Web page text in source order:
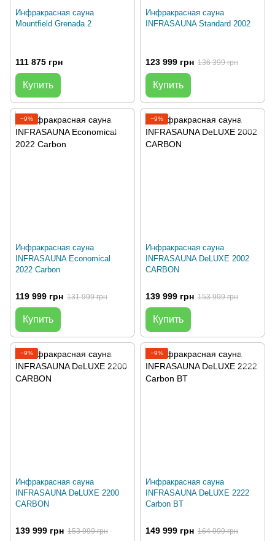
Инфракрасная сауна
Mountfield Grenada 2
111 875 грн
Купить
Инфракрасная сауна
INFRASAUNA Standard 2002
123 999 грн 136 399 грн
Купить
−9%
Инфракрасная сауна
INFRASAUNA Economical
2022 Carbon
119 999 грн 131 999 грн
Купить
−9%
Инфракрасная сауна
INFRASAUNA DeLUXE 2002
CARBON
139 999 грн 153 999 грн
Купить
−9%
Инфракрасная сауна
INFRASAUNA DeLUXE 2200
CARBON
139 999 грн 153 999 грн
−9%
Инфракрасная сауна
INFRASAUNA DeLUXE 2222
Carbon BT
149 999 грн 164 999 грн